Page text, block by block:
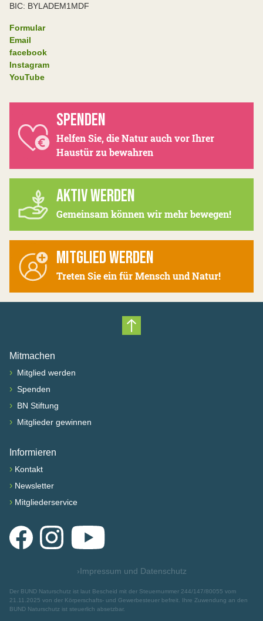
BIC: BYLADEM1MDF
Formular
Email
facebook
Instagram
YouTube
SPENDEN
Helfen Sie, die Natur auch vor Ihrer
Haustür zu bewahren
AKTIV WERDEN
Gemeinsam können wir mehr bewegen!
MITGLIED WERDEN
Treten Sie ein für Mensch und Natur!
Nach oben scrollen
Mitmachen
› Mitglied werden
› Spenden
› BN Stiftung
› Mitglieder gewinnen
Informieren
› Kontakt
› Newsletter
› Mitgliederservice
FacebookInstagramYouTube
›Impressum und Datenschutz
Der BUND Naturschutz ist laut Bescheid mit der Steuernummer 244/147/80055 vom
21.11.2025 von der Körperschafts- und Gewerbesteuer befreit. Ihre Zuwendung an den
BUND Naturschutz ist steuerlich absetzbar.